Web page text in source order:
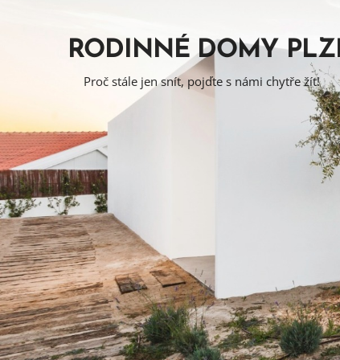
RODINNÉ DOMY
Proč stále jen snít, pojďte s námi chytře žít!